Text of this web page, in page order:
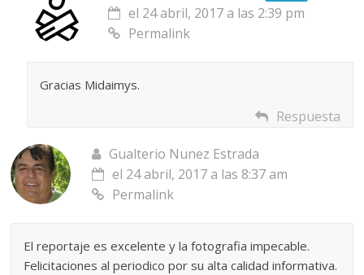
el 24 abril, 2017 a las 2:39 pm
Permalink
Gracias Midaimys.
Respuesta
Gualterio Nunez Estrada
el 24 abril, 2017 a las 8:37 am
Permalink
El reportaje es excelente y la fotografia impecable.
Felicitaciones al periodico por su alta calidad informativa.